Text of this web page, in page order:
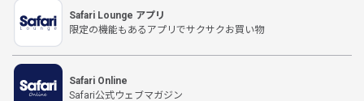
Safari Lounge アプリ
限定の機能もあるアプリでサクサクお買い物
Safari Online
Safari公式ウェブマガジン